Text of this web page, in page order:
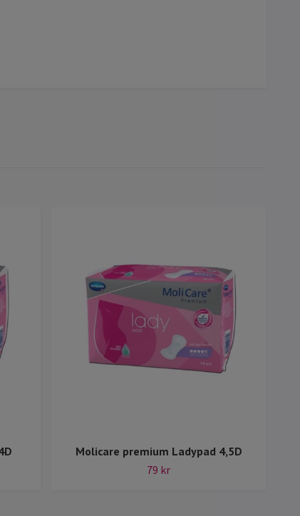
Molicare premium Ladypad 4,5D
79 kr